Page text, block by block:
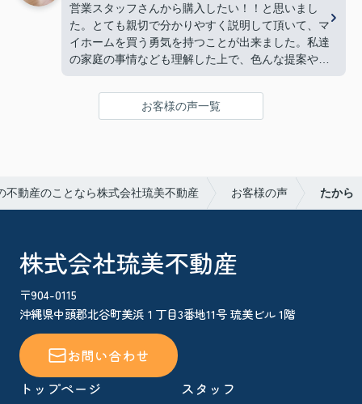
営業スタッフさんから購入したい！！と思いまし
た。とても親切で分かりやすく説明して頂いて、マ
イホームを買う勇気を持つことが出来ました。私達
の家庭の事情なども理解した上で、色んな提案や相
いました。 気になった:ありません。
お客様の声一覧
不動産のことなら株式会社琉美不動産 お客様の声 たから
株式会社琉美不動産
〒904-0115
沖縄県中頭郡北谷町美浜１丁目3番地11号 琉美ビル 1階
お問い合わせ
トップページ
スタッフ